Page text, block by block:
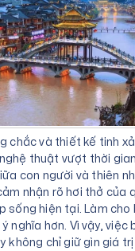
chắc và thiết kế tinh
thuật vượt thời
con người và thiên
nhận rõ hơi thở của
sống hiện tại. Làm
nghĩa hơn. Vì vậy,
không chỉ giữ gìn giá